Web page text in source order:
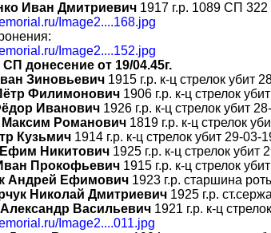
Иван Дмитриевич 1917 г.р. 1089 СП
Image2....168.jpg
Image2....152.jpg
донесение от 19/04.45г.
Зиновьевич 1915 г.р. к-ц стрелок убит
Филимонович 1906 г.р. к-ц стрелок
Иванович 1926 г.р. к-ц стрелок убит
Максим Романович 1819 г.р. к-ц стрелок
Кузьмич 1914 г.р. к-ц стрелок убит 29-03-
Никитович 1925 г.р. к-ц стрелок убит
Прокофьевич 1915 г.р. к-ц стрелок
Андрей Ефимович 1923 г.р. старшина
Николай Дмитриевич 1925 г.р.
Васильевич 1921 г.р. к-ц
Image2....011.jpg